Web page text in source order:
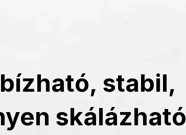
stabil,
skálázható